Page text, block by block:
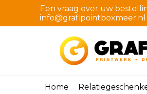
Een vraag over uw
info@grafipointboxmeer.nl
Home